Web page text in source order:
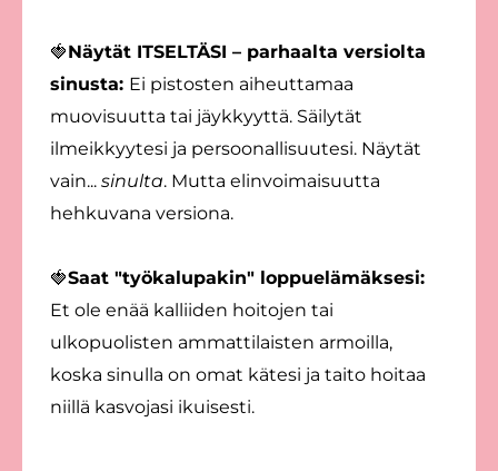
🍓Näytät ITSELTÄSI – parhaalta versiolta
sinusta: Ei pistosten aiheuttamaa
muovisuutta tai jäykkyyttä. Säilytät
ilmeikkyytesi ja persoonallisuutesi. Näytät
vain... sinulta. Mutta elinvoimaisuutta
hehkuvana versiona.
🍓Saat "työkalupakin" loppuelämäksesi:
Et ole enää kalliiden hoitojen tai
ulkopuolisten ammattilaisten armoilla,
koska sinulla on omat kätesi ja taito hoitaa
niillä kasvojasi ikuisesti.